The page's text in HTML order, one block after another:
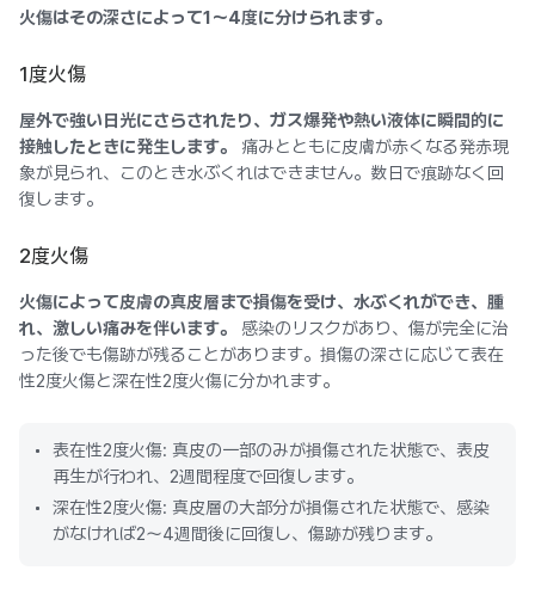
火傷はその深さによって1～4度に分けられます。
1度火傷
屋外で強い日光にさらされたり、ガス爆発や熱い液体に瞬間的に
接触したときに発生します。
痛みとともに皮膚が赤くなる発赤現
象が見られ、このとき水ぶくれはできません。数日で痕跡なく回
復します。
2度火傷
火傷によって皮膚の真皮層まで損傷を受け、水ぶくれができ、腫
れ、激しい痛みを伴います。
感染のリスクがあり、傷が完全に治
った後でも傷跡が残ることがあります。損傷の深さに応じて表在
性2度火傷と深在性2度火傷に分かれます。
表在性2度火傷: 真皮の一部のみが損傷された状態で、表皮
再生が行われ、2週間程度で回復します。
深在性2度火傷: 真皮層の大部分が損傷された状態で、感染
がなければ2～4週間後に回復し、傷跡が残ります。